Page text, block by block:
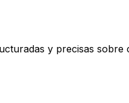
y precisas sobre